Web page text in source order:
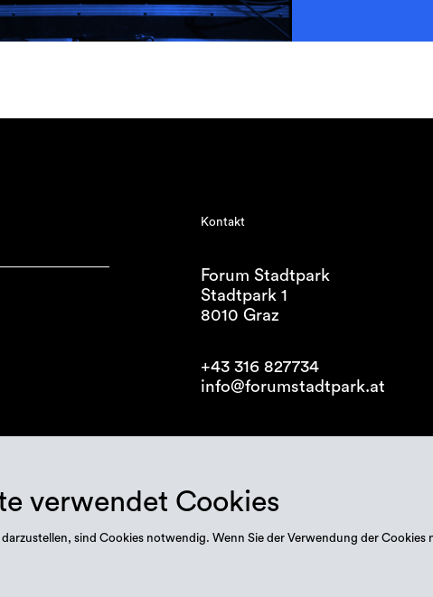
Kontakt
Forum Stadtpark
Stadtpark 1
8010 Graz
+43 316 827734
info@forumstadtpark.at
verwendet Cookies
darzustellen, sind Cookies notwendig. Wenn Sie der Verwendung der